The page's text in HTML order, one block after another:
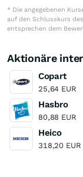
* Die angegebenen
auf den Schlusskurs
entsprechen dem
Aktionäre
Copart
25,64 EUR
Hasbro
80,88 EUR
Heico
318,20 EUR